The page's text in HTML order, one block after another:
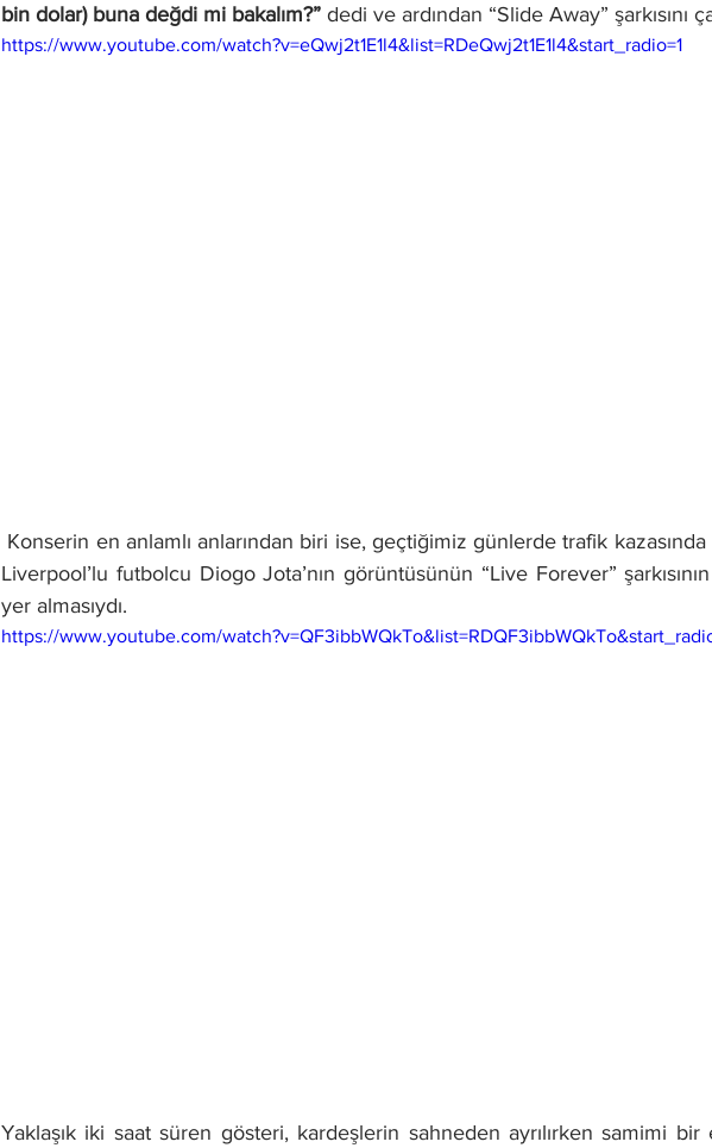
bin dolar) buna değdi mi bakalım?” dedi ve ardından “Slide Away” şarkısını
https://www.youtube.com/watch?v=eQwj2t1E1l4&list=RDeQwj2t1E1l4&start_radio=1
Konserin en anlamlı anlarından biri ise, geçtiğimiz günlerde trafik kazasında
Liverpool’lu futbolcu Diogo Jota’nın görüntüsünün “Live Forever”
yer almasıydı.
https://www.youtube.com/
Yaklaşık iki saat süren gösteri, kardeşlerin sahneden ayrılırken samimi bir